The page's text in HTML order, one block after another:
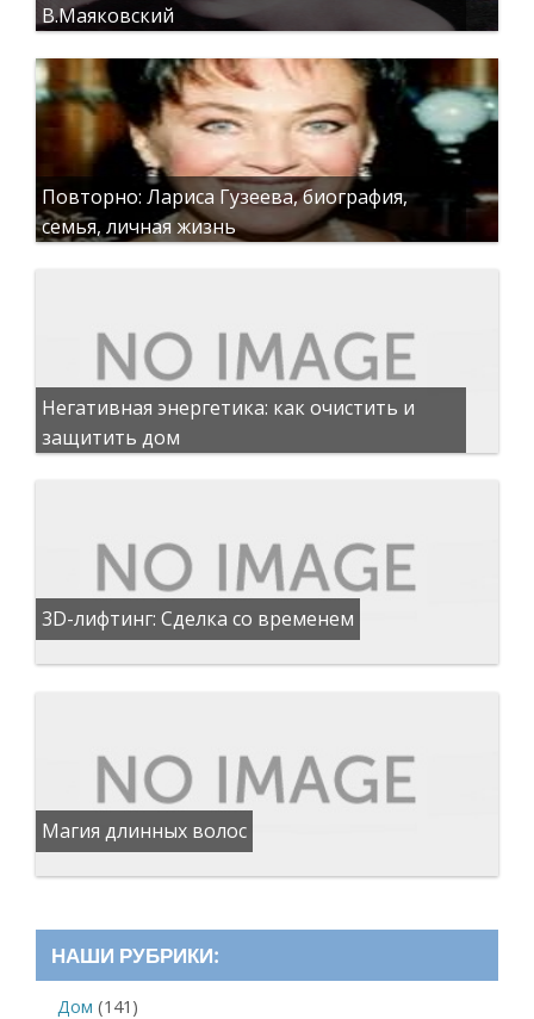
В.Маяковский
Повторно: Лариса Гузеева, биография,
семья, личная жизнь
Негативная энергетика: как очистить и
защитить дом
3D-лифтинг: Сделка со временем
Магия длинных волос
НАШИ РУБРИКИ:
Дом (141)